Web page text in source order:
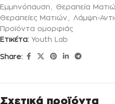
Εμμηνόπαυση , Θεραπεία
Θεραπείες Ματιών , Λάμψη-
Προϊόντα ομορφιάς
Ετικέτα: Youth Lab
Share:
Σχετικά προϊόντα